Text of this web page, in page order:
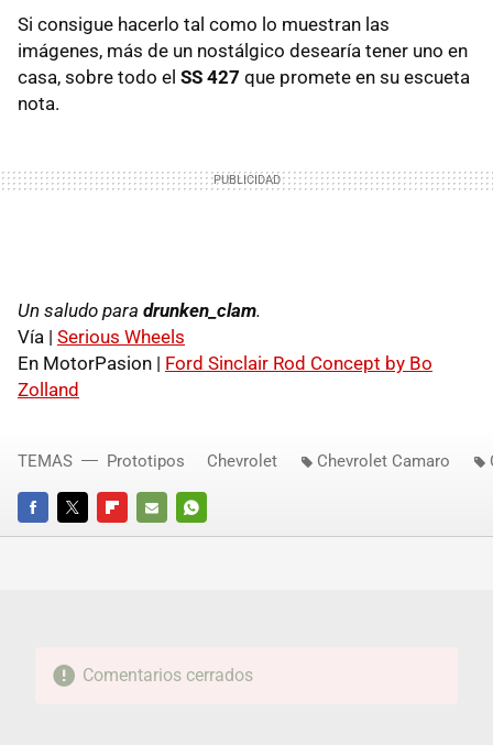
Si consigue hacerlo tal como lo muestran las
imágenes, más de un nostálgico desearía tener uno en
casa, sobre todo el SS 427 que promete en su escueta
nota.
Un saludo para drunken_clam.
Vía | Serious Wheels
En MotorPasion | Ford Sinclair Rod Concept by Bo
Zolland
FACEBOOKTWITTERFLIPBOARD
E-
WHATSAPP
TEMAS Prototipos Chevrolet Chevrolet Camaro
Comentarios cerrados